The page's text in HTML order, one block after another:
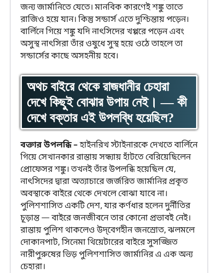
জন্য জার্মানিতে যেতে। মানবিক কারণেই শঙ্কু তাতে
রাজিও হয়ে যান। কিন্তু সন্ডার্স এতে দুশ্চিন্তায় পড়েন।
বার্লিনে গিয়ে শঙ্কু যদি নাৎসিদের খপ্পরে পড়েন এবং
অসুস্থ নাৎসিরা তাঁর ওষুধে সুস্থ হয়ে ওঠে তাহলে তা
সন্ডার্সের কাছে অসহনীয় হবে।
অথচ বাইরে থেকে রাজধানীর চেহারা
দেখে কিছুই বোঝার উপায় নেই। — কী
দেখে বক্তার এই উপলব্ধি হয়েছিল?
বক্তার উপলব্ধি –হাইনরিখ স্টাইনারকে দেখতে বার্লিনে
গিয়ে সেখানকার রাস্তায় সন্ধ্যায় হাঁটতে বেরিয়েছিলেন
প্রোফেসর শঙ্কু। তখনই তাঁর উপলব্ধি হয়েছিল যে,
নাৎসিদের দ্বারা অত্যাচারে জর্জরিত জার্মানির প্রকৃত
অবস্থাকে বাইরে থেকে দেখলে বোঝা যাবে না।
পুলিশশাসিত একটি দেশ, যার কর্ণধার হলেন দুর্নীতির
চূড়ান্ত — বাইরে জনজীবনে তার কোনো প্রভাবই নেই।
রাস্তায় পুলিশ থাকলেও উদ্‌বেগহীন জনস্রোত, ঝলমলে
দোকানপাট, সিনেমা থিয়েটারের বাইরে সুসজ্জিত
নারীপুরুষের ভিড় পুলিশশাসিত জার্মানির এ এক অন্য
চেহারা।